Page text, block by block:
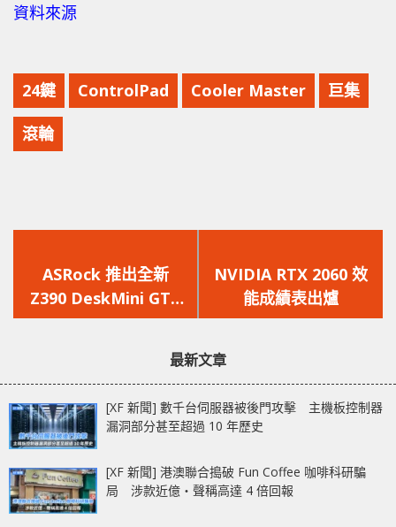
資料來源
24鍵 ControlPad Cooler Master 巨集
滾輪
一
篇
文
ASRock 推出全新
Z390 DeskMini GTX
迷你電腦
一
篇
文
NVIDIA RTX 2060 效
能成績表出爐
最新文章
[XF 新聞] 數千台伺服器被後門攻擊 主機板控制器
漏洞部分甚至超過 10 年歷史
[XF 新聞] 港澳聯合搗破 Fun Coffee 咖啡科研騙
局 涉款近億‧聲稱高達 4 倍回報